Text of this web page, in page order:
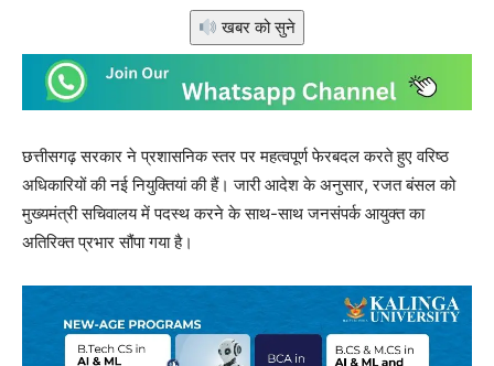
खबर को सुने
छत्तीसगढ़ सरकार ने प्रशासनिक स्तर पर महत्वपूर्ण फेरबदल करते हुए वरिष्ठ
अधिकारियों की नई नियुक्तियां की हैं। जारी आदेश के अनुसार, रजत बंसल को
मुख्यमंत्री सचिवालय में पदस्थ करने के साथ-साथ जनसंपर्क आयुक्त का
अतिरिक्त प्रभार सौंपा गया है।